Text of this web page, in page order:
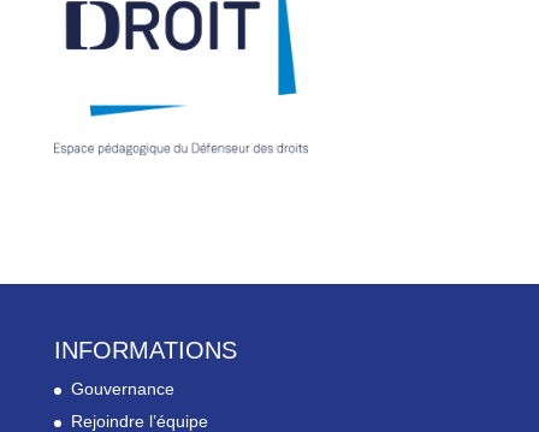
INFORMATIONS
Gouvernance
Rejoindre l’équipe